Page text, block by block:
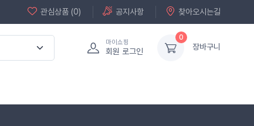
관심상품 (0) 공지사항 찾아오시는길
마이쇼핑
회원 로그인
0
장바구니